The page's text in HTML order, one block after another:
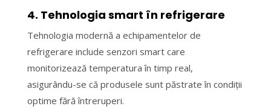
4. Tehnologia smart în refrigerare
Tehnologia modernă a echipamentelor de
refrigerare include senzori smart care
monitorizează temperatura în timp real,
asigurându-se că produsele sunt păstrate în condiții
optime fără întreruperi.